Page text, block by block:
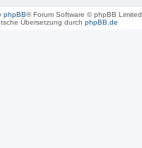
phpBB® Forum Software © phpBB Limited
Übersetzung durch phpBB.de